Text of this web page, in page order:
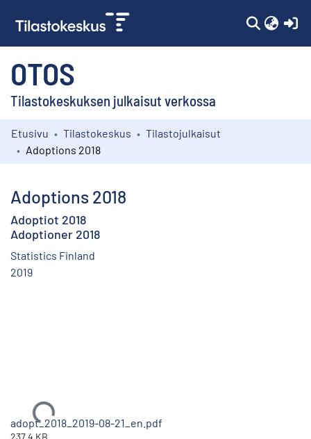
OTOS
Tilastokeskuksen julkaisut verkossa
Kokoelmat
Etusivu Tilastokeskus
Tilastojulkaisut
Adoptions 2018
Adoptions 2018
Adoptiot 2018
Adoptioner 2018
Statistics Finland
2019
adopt_2018_2019-08-21_en.pdf
237.4 KB